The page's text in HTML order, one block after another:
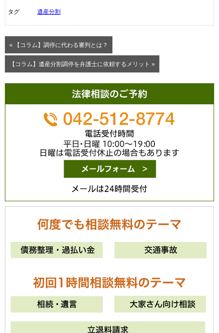
タグ 遺産分割
« 【コラム】調停に代わる審判とは？
【コラム】遺産分割調停を弁護士に依頼するメリット »